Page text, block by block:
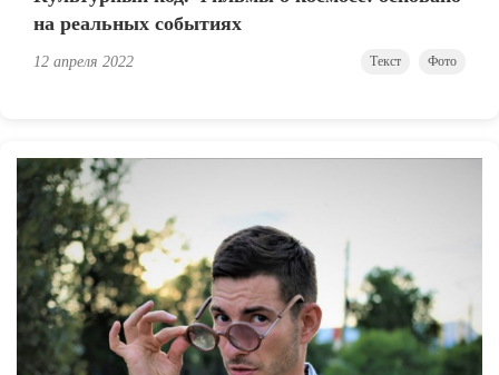
на реальных событиях
12 апреля 2022 Текст Фото